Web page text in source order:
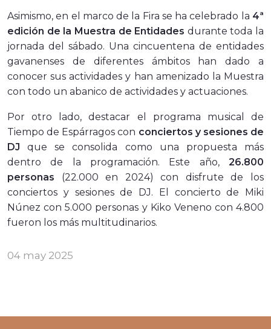
Asimismo, en el marco de la Fira se ha celebrado la 4ª
edición de la Muestra de Entidades durante toda la
jornada del sábado. Una cincuentena de entidades
gavanenses de diferentes ámbitos han dado a
conocer sus actividades y han amenizado la Muestra
con todo un abanico de actividades y actuaciones.
Por otro lado, destacar el programa musical de
Tiempo de Espárragos con conciertos y sesiones de
DJ que se consolida como una propuesta más
dentro de la programación. Este año, 26.800
personas (22.000 en 2024) con disfrute de los
conciertos y sesiones de DJ. El concierto de Miki
Núnez con 5.000 personas y Kiko Veneno con 4.800
fueron los más multitudinarios.
04 may 2025